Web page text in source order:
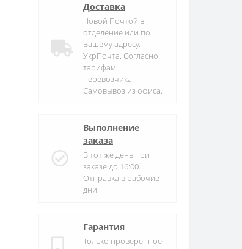
Доставка
Новой Почтой в
отделение или по
Вашему адресу.
УкрПочта. Согласно
тарифам
перевозчика.
Самовывоз из офиса.
Выполнение
заказа
В тот же день при
заказе до 16:00.
Отправка в рабочие
дни.
Гарантия
Только проверенное